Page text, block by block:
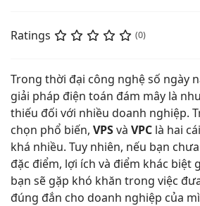
Ratings (0)
Trong thời đại công nghệ số ngày
giải pháp điện toán đám mây là
thiếu đối với nhiều doanh nghiệp.
chọn phổ biến, VPSvà VPC là hai
khá nhiều. Tuy nhiên, nếu bạn
đặc điểm, lợi ích và điểm khác biệt
bạn sẽ gặp khó khăn trong việc
đúng đắn cho doanh nghiệp của